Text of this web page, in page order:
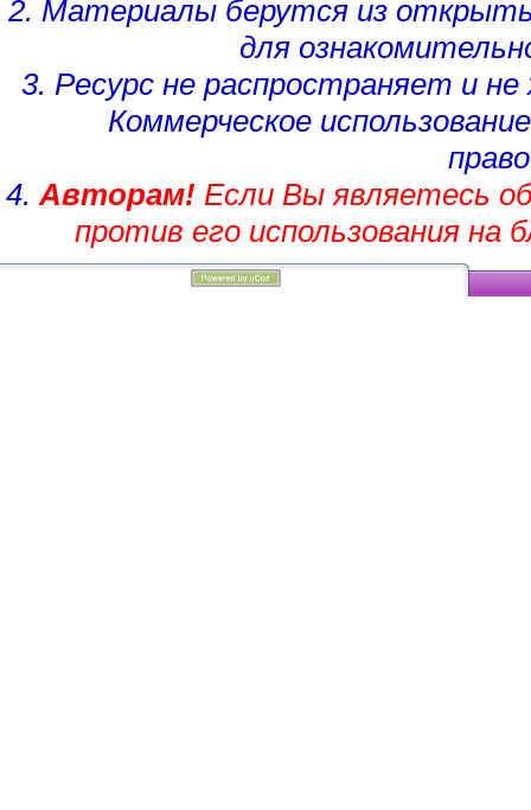
2. Материалы берутся из
для
3. Ресурс не распространяет и
Коммерческое
4. Авторам!Если Вы являетесь
против его использования на